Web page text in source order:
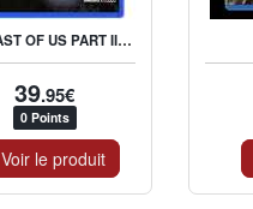
THE LAST OF US PART II STANDARD EDITION
39.95€
0 Points
Voir le produit